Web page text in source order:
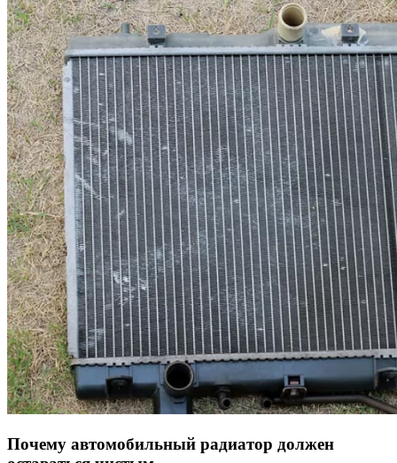
Почему автомобильный радиатор должен